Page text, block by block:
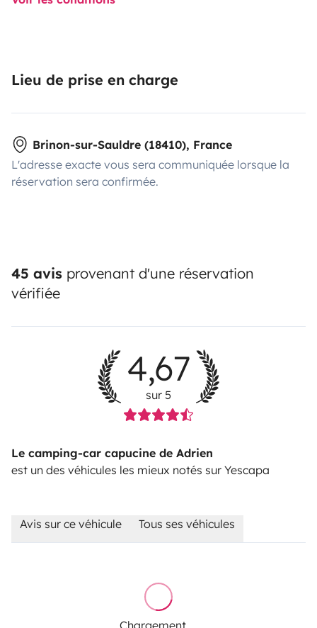
Lieu de prise en charge
Brinon-sur-Sauldre (18410), France
L'adresse exacte vous sera communiquée lorsque la
réservation sera confirmée.
45 avis provenant d'une réservation
vérifiée
4,67
sur 5
Le camping-car capucine de Adrien
est un des véhicules les mieux notés sur Yescapa
Avis sur ce véhicule Tous ses véhicules
Chargement ...